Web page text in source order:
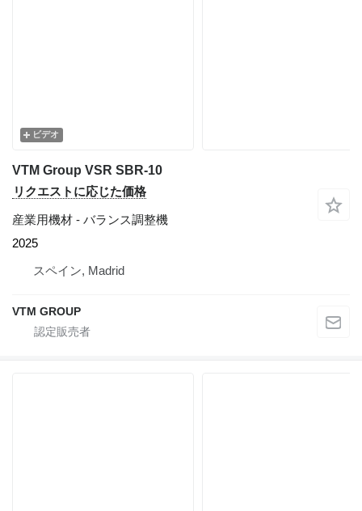
ビデオ
VTM Group VSR SBR-10
リクエストに応じた価格
産業用機材 - バランス調整機
2025
スペイン, Madrid
VTM GROUP